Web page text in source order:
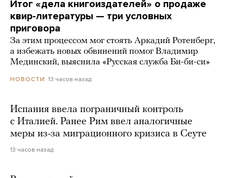
Итог «дела книгоиздателей» о продаже
квир-литературы — три условных
приговора
За этим процессом мог стоять Аркадий Ротенберг,
а избежать новых обвинений помог Владимир
Мединский, выяснила «Русская служба Би-би-си»
НОВОСТИ 13 часов назад
Испания ввела пограничный контроль
с Италией. Ранее Рим ввел аналогичные
меры из-за миграционного кризиса в Сеуте
13 часов назад